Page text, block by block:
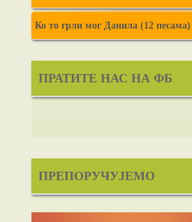
Ко то грли мог Данила (12 песама)
ПРАТИТЕ НАС НА ФБ
ПРЕПОРУЧУЈЕМО